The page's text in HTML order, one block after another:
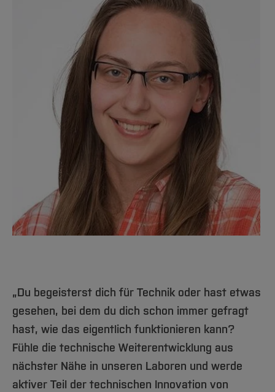
„Du begeisterst dich für Technik oder hast etwas
gesehen, bei dem du dich schon immer gefragt
hast, wie das eigentlich funktionieren kann?
Fühle die technische Weiterentwicklung aus
nächster Nähe in unseren Laboren und werde
aktiver Teil der technischen Innovation von